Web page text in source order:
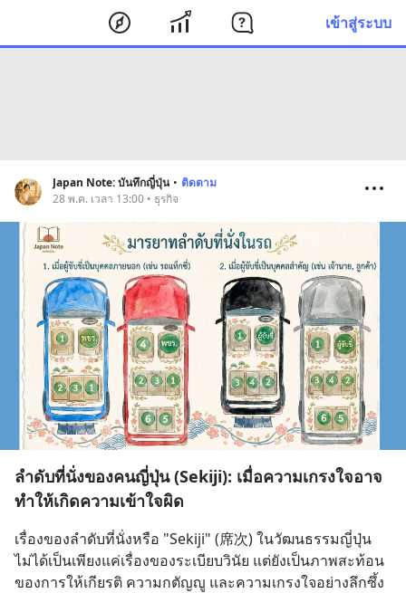
เข้าสู่ระบบ
Japan Note: บันทึกญี่ปุ่น • ติดตาม
28 พ.ค. เวลา 13:00 • ธุรกิจ
ลำดับที่นั่งของคนญี่ปุ่น (Sekiji): เมื่อความเกรงใจอาจ
ทำให้เกิดความเข้าใจผิด
เรื่องของลำดับที่นั่งหรือ "Sekiji" (席次) ในวัฒนธรรมญี่ปุ่น
ไม่ได้เป็นเพียงแค่เรื่องของระเบียบวินัย แต่ยังเป็นภาพสะท้อน
ของการให้เกียรติ ความกตัญญู และความเกรงใจอย่างลึกซึ้ง